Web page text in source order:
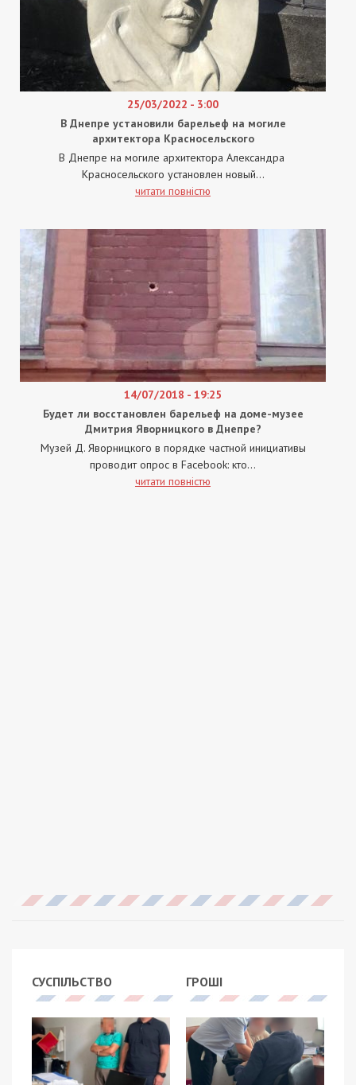
25/03/2022 - 3:00
В Днепре установили барельеф на могиле
архитектора Красносельского
В Днепре на могиле архитектора Александра
Красносельского установлен новый...
читати повністю
14/07/2018 - 19:25
Будет ли восстановлен барельеф на доме-музее
Дмитрия Яворницкого в Днепре?
Музей Д. Яворницкого в порядке частной инициативы
проводит опрос в Facebook: кто...
читати повністю
СУСПІЛЬСТВО ГРОШІ